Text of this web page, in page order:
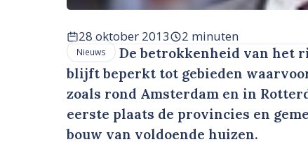
28 oktober 2013 2 minuten
Nieuws
De betrokkenheid van het
blijft beperkt tot gebieden
zoals rond Amsterdam en in
eerste plaats de provincies en
bouw van voldoende huizen.